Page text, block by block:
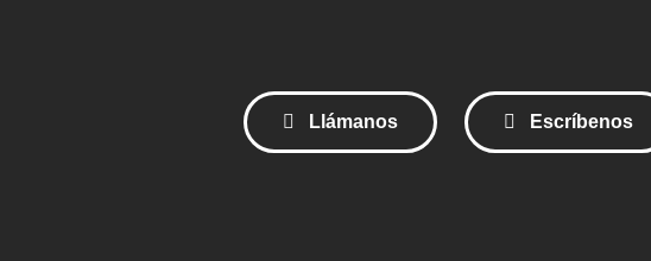
Llámanos Escríbenos